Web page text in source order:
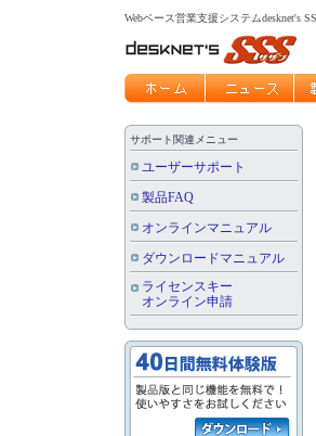
Webベース営業支援システムdesknet's
サポート関連メニュー
ユーザーサポート
製品FAQ
オンラインマニュアル
ダウンロードマニュアル
ライセンスキー
オンライン申請